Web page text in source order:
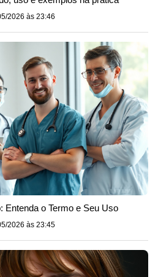
2026 às 23:46
Entenda o Termo e Seu Uso
2026 às 23:45